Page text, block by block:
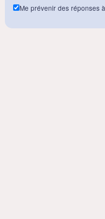
Me prévenir des réponses